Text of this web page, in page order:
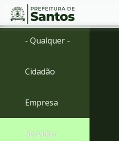
Ir
menu
Conteúdo
- Qualquer -
Cidadão
Empresa
Servidor